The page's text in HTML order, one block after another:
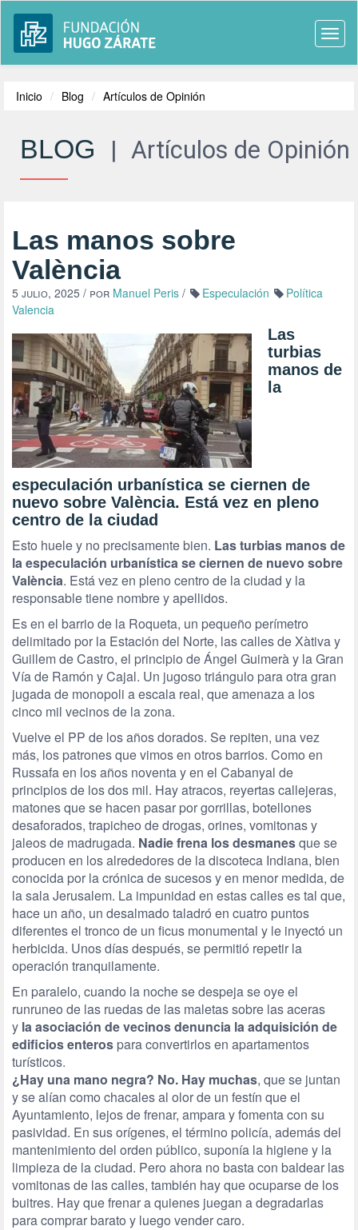
Inicio Blog Artículos de Opinión
BLOG | Artículos de Opinión
Las manos sobre
València
5 julio, 2025 / por Manuel Peris / Especulación
Política
Valencia
Las
turbias
manos de
la
especulación urbanística se ciernen de
nuevo sobre València. Está vez en pleno
centro de la ciudad
Esto huele y no precisamente bien. Las turbias manos de
la especulación urbanística se ciernen de nuevo sobre
València. Está vez en pleno centro de la ciudad y la
responsable tiene nombre y apellidos.
Es en el barrio de la Roqueta, un pequeño perímetro
delimitado por la Estación del Norte, las calles de Xàtiva y
Guillem de Castro, el principio de Ángel Guimerà y la Gran
Vía de Ramón y Cajal. Un jugoso triángulo para otra gran
jugada de monopoli a escala real, que amenaza a los
cinco mil vecinos de la zona.
Vuelve el PP de los años dorados. Se repiten, una vez
más, los patrones que vimos en otros barrios. Como en
Russafa en los años noventa y en el Cabanyal de
principios de los dos mil. Hay atracos, reyertas callejeras,
matones que se hacen pasar por gorrillas, botellones
desaforados, trapicheo de drogas, orines, vomitonas y
jaleos de madrugada. Nadie frena los desmanesque se
producen en los alrededores de la discoteca Indiana, bien
conocida por la crónica de sucesos y en menor medida, de
la sala Jerusalem. La impunidad en estas calles es tal que,
hace un año, un desalmado taladró en cuatro puntos
diferentes el tronco de un ficus monumental y le inyectó un
herbicida. Unos días después, se permitió repetir la
operación tranquilamente.
En paralelo, cuando la noche se despeja se oye el
runruneo de las ruedas de las maletas sobre las aceras
y la asociación de vecinos denuncia la adquisición de
edificios enteros para convertirlos en apartamentos
turísticos.
¿Hay una mano negra? No. Hay muchas, que se juntan
y se alían como chacales al olor de un festín que el
Ayuntamiento, lejos de frenar, ampara y fomenta con su
pasividad. En sus orígenes, el término policía, además del
mantenimiento del orden público, suponía la higiene y la
limpieza de la ciudad. Pero ahora no basta con baldear las
vomitonas de las calles, también hay que ocuparse de los
buitres. Hay que frenar a quienes juegan a degradarlas
para comprar barato y luego vender caro.